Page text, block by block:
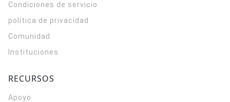
Condiciones de servicio
política de privacidad
Comunidad
Instituciones
RECURSOS
Apoyo